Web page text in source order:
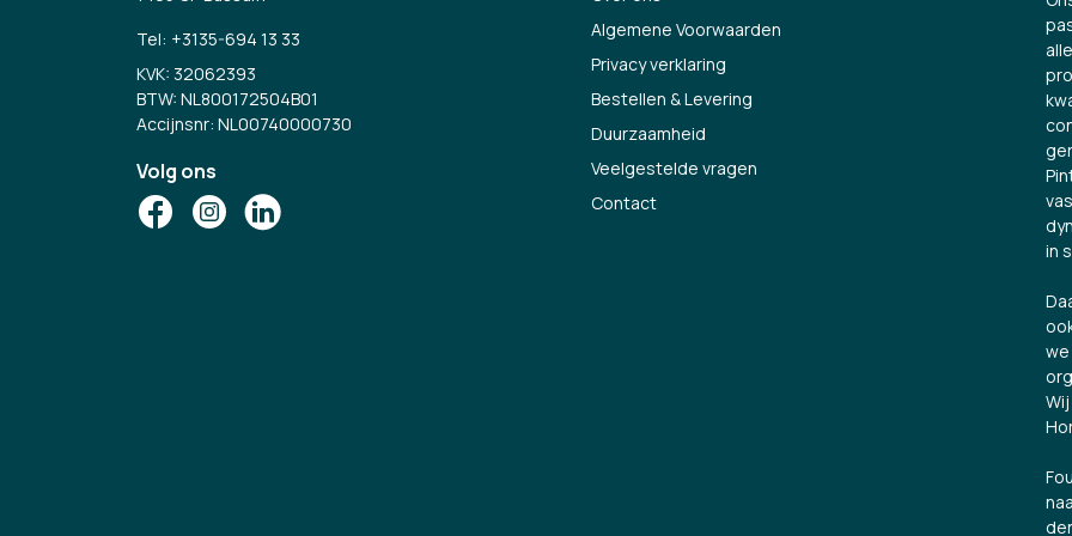
Tel: +3135-694 13 33
KVK: 32062393
BTW: NL800172504B01
Accijnsnr: NL00740000730
Volg ons
Algemene Voorwaarden
Privacy verklaring
Bestellen & Levering
Duurzaamheid
Veelgestelde vragen
Contact
in